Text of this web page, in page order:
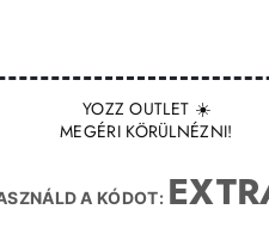
YOZZ OUTLET ☀️
MEGÉRI KÖRÜLNÉZNI!
A KÓDOT: